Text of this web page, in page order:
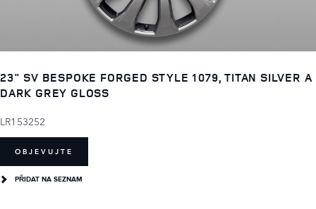
23" SV BESPOKE FORGED STYLE 1079, TITAN SILVER A
DARK GREY GLOSS
LR153252
OBJEVUJTE
PŘIDAT NA SEZNAM